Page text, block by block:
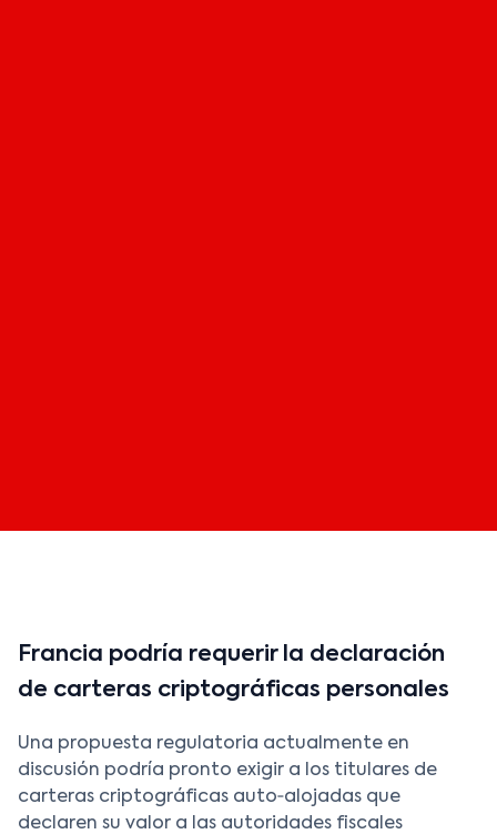
Francia podría requerir la declaración
de carteras criptográficas personales
Una propuesta regulatoria actualmente en
discusión podría pronto exigir a los titulares de
carteras criptográficas auto‑alojadas que
declaren su valor a las autoridades fiscales